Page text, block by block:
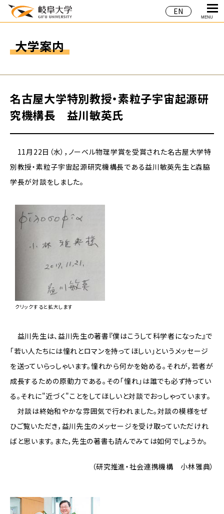
EN
MENU
大学案内
名古屋大学特別教授・素粒子宇宙起源研
究機構長 益川敏英氏
11月22日（水），ノーベル物理学賞を受賞された名古屋大学特
別教授・素粒子宇宙起源研究機構長である益川敏英先生と森脇
学長が対談をしました。
クリックすると拡大します
益川先生は、益川先生の著書『僕はこうして科学者になった』で
「若い人たちには憧れとロマンを持ってほしい」というメッセージ
を送っていらっしゃいます。憧れから何かを始める。それが，若者が
成長するための原動力である。その「憧れ」は誰でも必ず持ってい
る。それに"近づく"ことをしてほしいと対談でおっしゃっています。
対談は終始和やかな雰囲気で行われました。対談の模様をぜ
ひご覧いただき，益川先生のメッセージを受け取っていただけれ
ばと思います。また，先生の著書も読んでみては如何でしょうか。
（研究推進・社会連携機構 小林雅典）